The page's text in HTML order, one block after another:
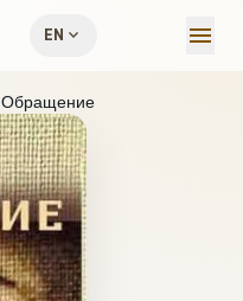
EN expand_more menu
Обращение